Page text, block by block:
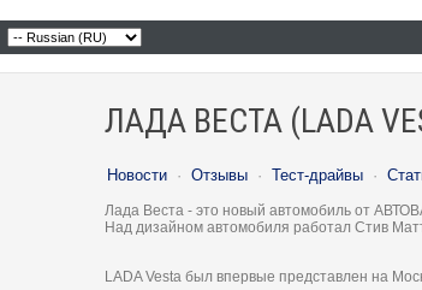
ЛАДА ВЕСТА (LADA
Новости · Отзывы · Тест-драйвы ·
Лада Веста - это новый автомобиль от
Над дизайном автомобиля работал Стив
LADA Vesta был впервые представлен на